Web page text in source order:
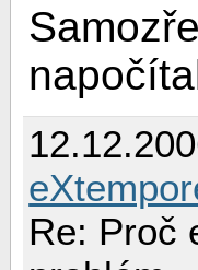
Re: Proč